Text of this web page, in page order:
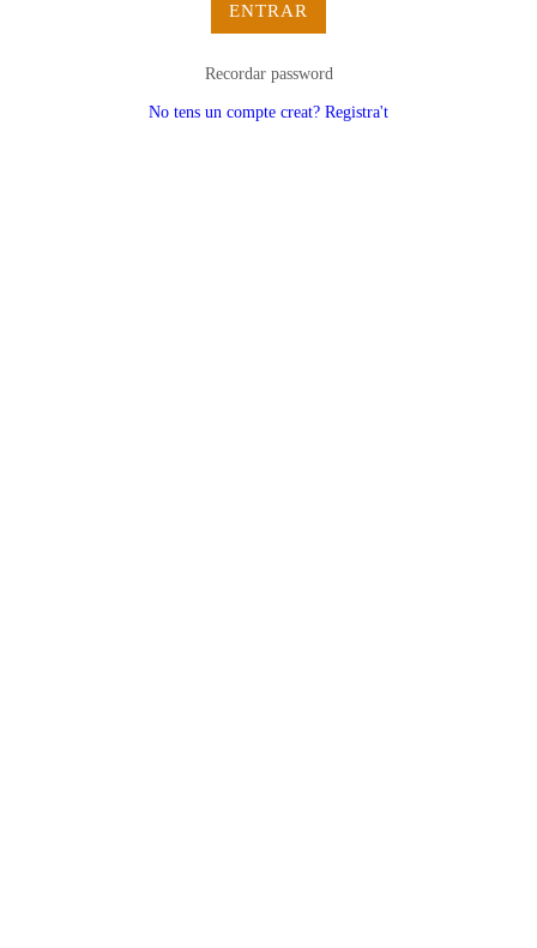
ENTRAR
Recordar password
No tens un compte creat? Registra't